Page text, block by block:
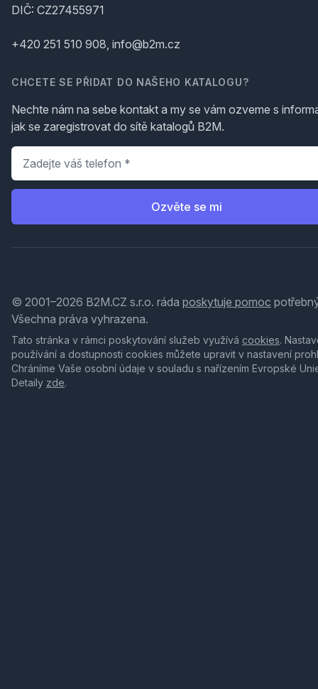
DIČ: CZ27455971
+420 251 510 908, info@b2m.cz
CHCETE SE PŘIDAT DO NAŠEHO KATALOGU?
Nechte nám na sebe kontakt a my se vám ozveme s
jak se zaregistrovat do sítě katalogů B2M.
Telefon
Ozvěte se mi
© 2001–2026 B2M.CZ s.r.o. ráda poskytuje pomoc
Všechna práva vyhrazena.
Tato stránka v rámci poskytování služeb využívá cookies.
používání a dostupnosti cookies můžete upravit v nastavení
Chráníme Vaše osobní údaje v souladu s nařízením Evropské
Detaily zde.